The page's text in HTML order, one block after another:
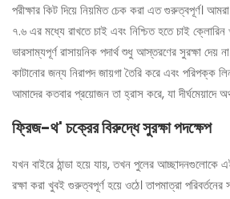
পরীক্ষার কিট দিয়ে নিয়মিত চেক করা এত গুরুত্বপূর্ণ।
৭.৬ এর মধ্যে রাখতে চাই এবং নিশ্চিত হতে চাই
ভারসাম্যপূর্ণ রাসায়নিক পদার্থ শুধু আস্তরণের সুরক্ষা দেয়
কাটানোর জন্য নিরাপদ জায়গা তৈরি করে এবং পরিপক্ক
আমাদের কতবার প্রয়োজন তা হ্রাস করে, যা দীর্ঘমেয়াদে
ফ্রিজ-থ' চক্রের বিরুদ্ধে সুরক্ষা পদক্ষেপ
যখন বাইরে ঠান্ডা হয়ে যায়, তখন পুলের আচ্ছাদনগুলোকে
রক্ষা করা খুবই গুরুত্বপূর্ণ হয়ে ওঠে। তাপমাত্রা